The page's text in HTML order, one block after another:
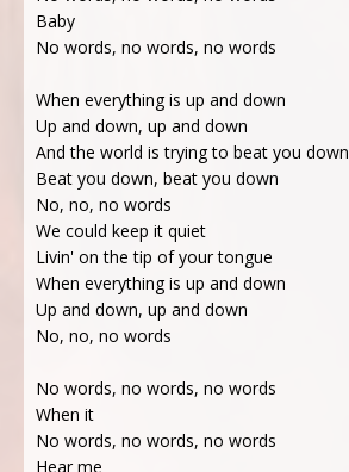
Baby
No words, no words, no words
When everything is up and down
Up and down, up and down
And the world is trying to beat you down
Beat you down, beat you down
No, no, no words
We could keep it quiet
Livin' on the tip of your tongue
When everything is up and down
Up and down, up and down
No, no, no words
No words, no words, no words
When it
No words, no words, no words
Hear me